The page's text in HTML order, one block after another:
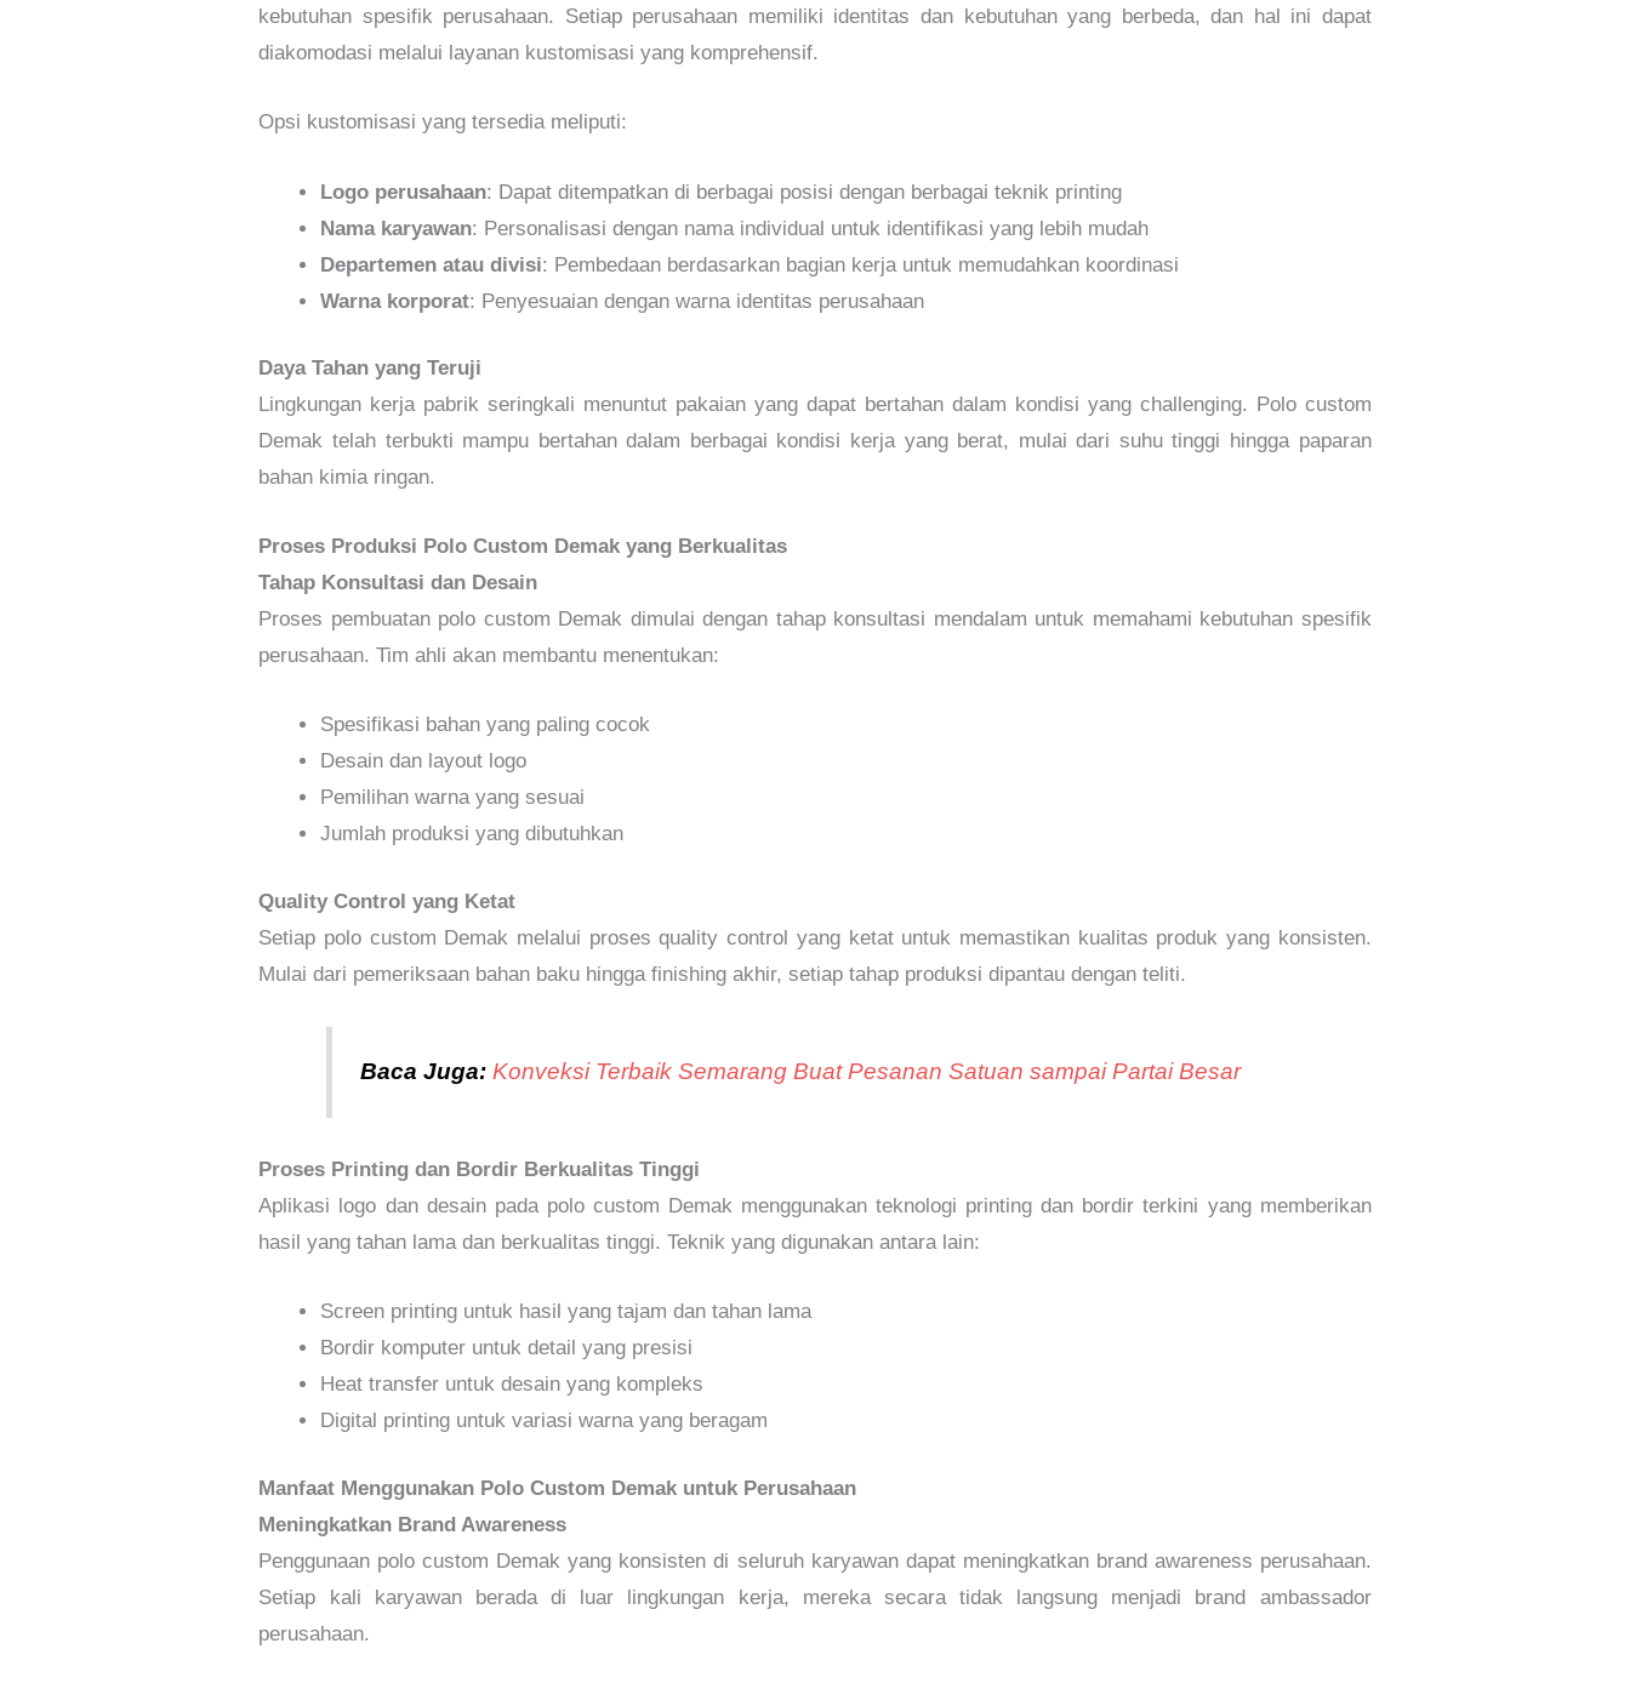
kebutuhan spesifik perusahaan. Setiap perusahaan memiliki identitas dan kebutuhan yang berbeda, dan hal ini dapat
diakomodasi melalui layanan kustomisasi yang komprehensif.
Opsi kustomisasi yang tersedia meliputi:
Logo perusahaan: Dapat ditempatkan di berbagai posisi dengan berbagai teknik printing
Nama karyawan: Personalisasi dengan nama individual untuk identifikasi yang lebih mudah
Departemen atau divisi: Pembedaan berdasarkan bagian kerja untuk memudahkan koordinasi
Warna korporat: Penyesuaian dengan warna identitas perusahaan
Daya Tahan yang Teruji
Lingkungan kerja pabrik seringkali menuntut pakaian yang dapat bertahan dalam kondisi yang challenging. Polo custom
Demak telah terbukti mampu bertahan dalam berbagai kondisi kerja yang berat, mulai dari suhu tinggi hingga paparan
bahan kimia ringan.
Proses Produksi Polo Custom Demak yang Berkualitas
Tahap Konsultasi dan Desain
Proses pembuatan polo custom Demak dimulai dengan tahap konsultasi mendalam untuk memahami kebutuhan spesifik
perusahaan. Tim ahli akan membantu menentukan:
Spesifikasi bahan yang paling cocok
Desain dan layout logo
Pemilihan warna yang sesuai
Jumlah produksi yang dibutuhkan
Quality Control yang Ketat
Setiap polo custom Demak melalui proses quality control yang ketat untuk memastikan kualitas produk yang konsisten.
Mulai dari pemeriksaan bahan baku hingga finishing akhir, setiap tahap produksi dipantau dengan teliti.
Baca Juga: Konveksi Terbaik Semarang Buat Pesanan Satuan sampai Partai Besar
Proses Printing dan Bordir Berkualitas Tinggi
Aplikasi logo dan desain pada polo custom Demak menggunakan teknologi printing dan bordir terkini yang memberikan
hasil yang tahan lama dan berkualitas tinggi. Teknik yang digunakan antara lain:
Screen printing untuk hasil yang tajam dan tahan lama
Bordir komputer untuk detail yang presisi
Heat transfer untuk desain yang kompleks
Digital printing untuk variasi warna yang beragam
Manfaat Menggunakan Polo Custom Demak untuk Perusahaan
Meningkatkan Brand Awareness
Penggunaan polo custom Demak yang konsisten di seluruh karyawan dapat meningkatkan brand awareness perusahaan.
Setiap kali karyawan berada di luar lingkungan kerja, mereka secara tidak langsung menjadi brand ambassador
perusahaan.